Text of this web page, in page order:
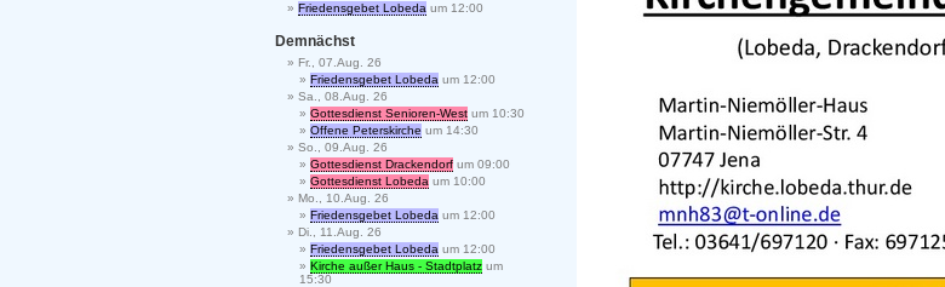
Friedensgebet Lobeda um 12:00
Demnächst
Fr., 07.Aug. 26
Friedensgebet Lobeda um 12:00
Sa., 08.Aug. 26
Gottesdienst Senioren-West um 10:30
Offene Peterskirche um 14:30
So., 09.Aug. 26
Gottesdienst Drackendorf um 09:00
Gottesdienst Lobeda um 10:00
Mo., 10.Aug. 26
Friedensgebet Lobeda um 12:00
Di., 11.Aug. 26
Friedensgebet Lobeda um 12:00
Kirche außer Haus - Stadtplatz um
15:30